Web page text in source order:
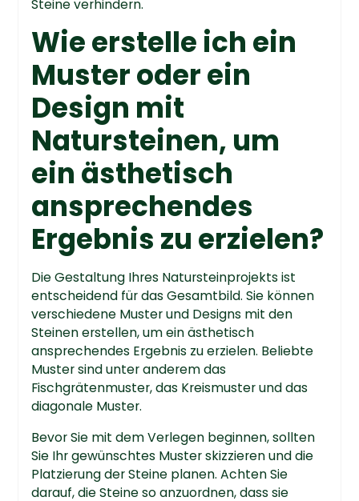
Steine verhindern.
Wie erstelle ich ein
Muster oder ein
Design mit
Natursteinen, um
ein ästhetisch
ansprechendes
Ergebnis zu erzielen?
Die Gestaltung Ihres Natursteinprojekts ist
entscheidend für das Gesamtbild. Sie können
verschiedene Muster und Designs mit den
Steinen erstellen, um ein ästhetisch
ansprechendes Ergebnis zu erzielen. Beliebte
Muster sind unter anderem das
Fischgrätenmuster, das Kreismuster und das
diagonale Muster.
Bevor Sie mit dem Verlegen beginnen, sollten
Sie Ihr gewünschtes Muster skizzieren und die
Platzierung der Steine planen. Achten Sie
darauf, die Steine so anzuordnen, dass sie